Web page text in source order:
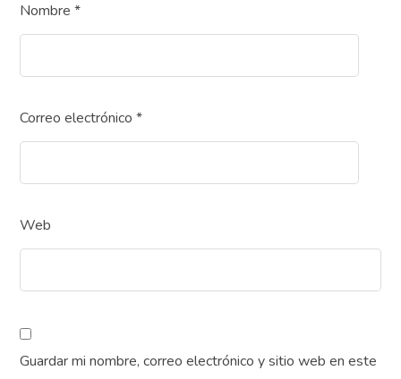
Nombre*
Correo electrónico*
Web
Guardar mi nombre, correo electrónico y sitio web en este